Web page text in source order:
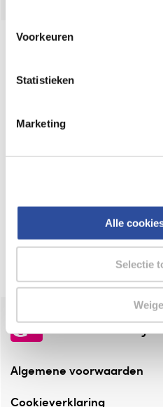
gegevensverwerking staat in
Voorkeuren
Statistieken
Marketing
Alle
Selectie
Online aanbieder
webshop mag
⁠Verantwoorde zorg,
Altijd onze folder bij
Check onze folders
de
Algemene voorwaarden
Cookieverklaring